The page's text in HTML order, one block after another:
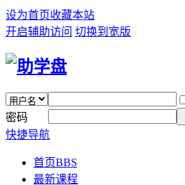
设为首页收藏本站
开启辅助访问 切换到宽版
密码
快捷导航
首页BBS
最新课程